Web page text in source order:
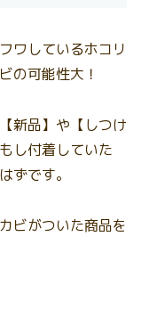
ワしているホコリ
の可能性大！
新品】や【しつけ
し付着していた
ずです。
ビがついた商品を